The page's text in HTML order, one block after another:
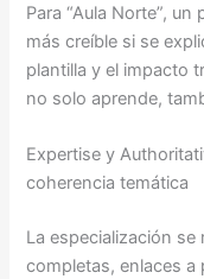
Para “Aula Norte”,
más creíble si se
plantilla y el impacto
no solo aprende,
Expertise y
coherencia temática
La especialización
completas, enlaces